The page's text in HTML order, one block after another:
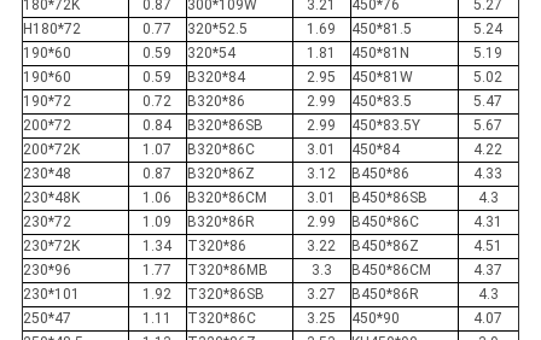
사
이
트
맵
PRIVACY
POLICY
180*72K
0.87 300*109W 3.21 450*76
5.27
H180*72
0.77 320*52.5 1.69 450*81.5
5.24
190*60
0.59 320*54 1.81 450*81N
5.19
190*60
0.59 B320*84 2.95 450*81W
5.02
190*72
0.72 B320*86 2.99 450*83.5
5.47
200*72
0.84 B320*86SB 2.99 450*83.5Y
5.67
200*72K
1.07 B320*86C 3.01 450*84
4.22
230*48
0.87 B320*86Z 3.12 B450*86
4.33
230*48K
1.06 B320*86CM 3.01 B450*86SB
4.3
230*72
1.09 B320*86R 2.99 B450*86C
4.31
230*72K
1.34 T320*86 3.22 B450*86Z
4.51
230*96
1.77 T320*86MB 3.3 B450*86CM
4.37
230*101
1.92 T320*86SB 3.27 B450*86R
4.3
250*47
1.11 T320*86C 3.25 450*90
4.07